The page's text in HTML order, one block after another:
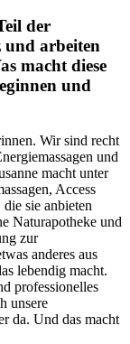
der
und arbeiten
macht diese
und
Wir sind recht
und
macht unter
Access
sie anbieten
Naturapotheke und
zur
anderes aus
lebendig macht.
professionelles
unsere
da. Und das macht